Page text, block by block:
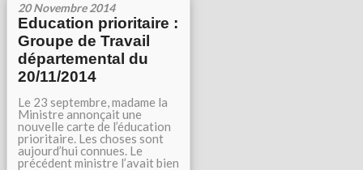
20 Novembre 2014
Education prioritaire :
Groupe de Travail
départemental du
20/11/2014
Le 23 septembre, madame la
Ministre annonçait une
nouvelle carte de l’éducation
prioritaire. Les choses sont
aujourd’hui connues. Le
précédent ministre l’avait bien